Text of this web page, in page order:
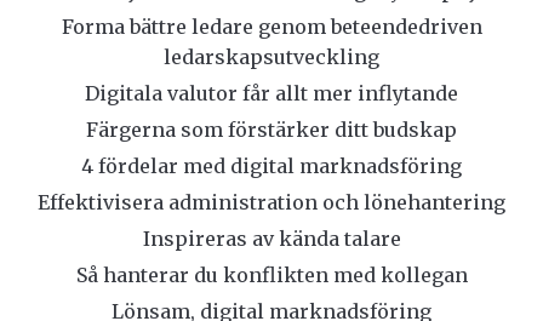
Forma bättre ledare genom beteendedriven
ledarskapsutveckling
Digitala valutor får allt mer inflytande
Färgerna som förstärker ditt budskap
4 fördelar med digital marknadsföring
Effektivisera administration och lönehantering
Inspireras av kända talare
Så hanterar du konflikten med kollegan
Lönsam, digital marknadsföring